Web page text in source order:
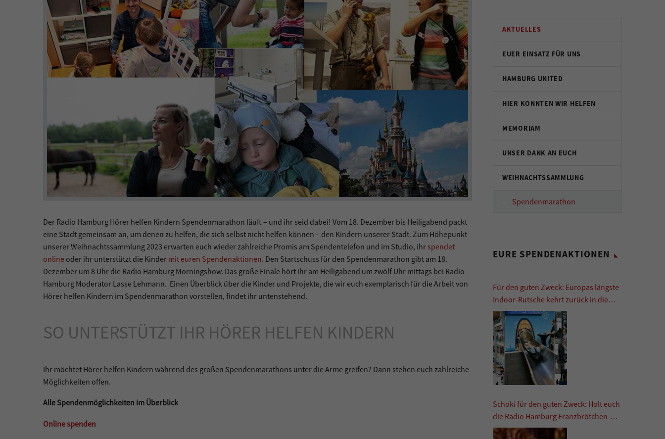
Der Radio Hamburg Hörer helfen Kindern Spendenmarathon läuft – und ihr seid dabei! Vom 18. Dezember bis Heiligabend packt
eine Stadt gemeinsam an, um denen zu helfen, die sich selbst nicht helfen können – den Kindern unserer Stadt. Zum Höhepunkt
unserer Weihnachtssammlung 2023 erwarten euch wieder zahlreiche Promis am Spendentelefon und im Studio, ihr spendet
online oder ihr unterstützt die Kinder mit euren Spendenaktionen. Den Startschuss für den Spendenmarathon gibt am 18.
Dezember um 8 Uhr die Radio Hamburg Morningshow. Das große Finale hört ihr am Heiligabend um zwölf Uhr mittags bei Radio
Hamburg Moderator Lasse Lehmann. Einen Überblick über die Kinder und Projekte, die wir euch exemplarisch für die Arbeit von
Hörer helfen Kindern im Spendenmarathon vorstellen, findet ihr untenstehend.
SO UNTERSTÜTZT IHR HÖRER HELFEN KINDERN
Ihr möchtet Hörer helfen Kindern während des großen Spendenmarathons unter die Arme greifen? Dann stehen euch zahlreiche
Möglichkeiten offen.
Alle Spendenmöglichkeiten im Überblick
Online spenden
AKTUELLES
EUER EINSATZ FÜR UNS
HAMBURG UNITED
HIER KONNTEN WIR HELFEN
MEMORIAM
UNSER DANK AN EUCH
WEIHNACHTSSAMMLUNG
Spendenmarathon
EURE SPENDENAKTIONEN
Für den guten Zweck: Europas längste
Indoor-Rutsche kehrt zurück in die
Europa Passage
Schoki für den guten Zweck: Holt euch
die Radio Hamburg Franzbrötchen-
Schokolade